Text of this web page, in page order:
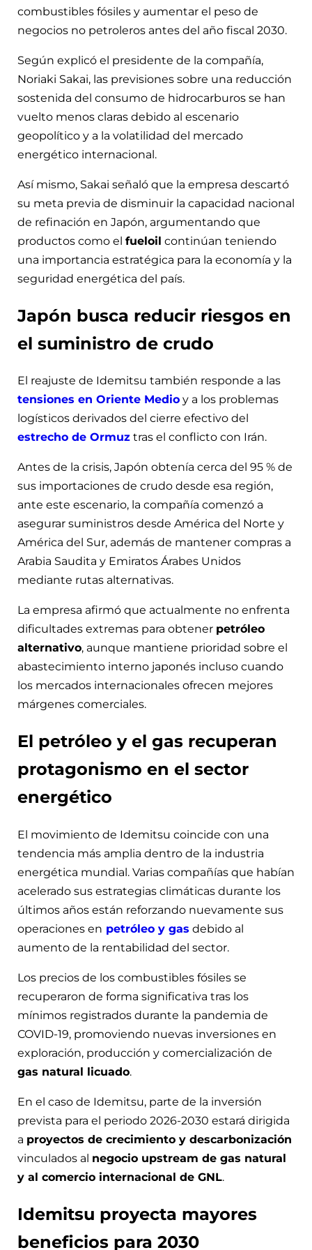
combustibles fósiles y aumentar el peso de
negocios no petroleros antes del año fiscal 2030.
Según explicó el presidente de la compañía,
Noriaki Sakai, las previsiones sobre una reducción
sostenida del consumo de hidrocarburos se han
vuelto menos claras debido al escenario
geopolítico y a la volatilidad del mercado
energético internacional.
Así mismo, Sakai señaló que la empresa descartó
su meta previa de disminuir la capacidad nacional
de refinación en Japón, argumentando que
productos como el fueloil continúan teniendo
una importancia estratégica para la economía y la
seguridad energética del país.
Japón busca reducir riesgos en
el suministro de crudo
El reajuste de Idemitsu también responde a las
tensiones en Oriente Medio y a los problemas
logísticos derivados del cierre efectivo del
estrecho de Ormuz tras el conflicto con Irán.
Antes de la crisis, Japón obtenía cerca del 95 % de
sus importaciones de crudo desde esa región,
ante este escenario, la compañía comenzó a
asegurar suministros desde América del Norte y
América del Sur, además de mantener compras a
Arabia Saudita y Emiratos Árabes Unidos
mediante rutas alternativas.
La empresa afirmó que actualmente no enfrenta
dificultades extremas para obtener petróleo
alternativo, aunque mantiene prioridad sobre el
abastecimiento interno japonés incluso cuando
los mercados internacionales ofrecen mejores
márgenes comerciales.
El petróleo y el gas recuperan
protagonismo en el sector
energético
El movimiento de Idemitsu coincide con una
tendencia más amplia dentro de la industria
energética mundial. Varias compañías que habían
acelerado sus estrategias climáticas durante los
últimos años están reforzando nuevamente sus
operaciones en petróleo y gas debido al
aumento de la rentabilidad del sector.
Los precios de los combustibles fósiles se
recuperaron de forma significativa tras los
mínimos registrados durante la pandemia de
COVID-19, promoviendo nuevas inversiones en
exploración, producción y comercialización de
gas natural licuado.
En el caso de Idemitsu, parte de la inversión
prevista para el periodo 2026-2030 estará dirigida
a proyectos de crecimiento y descarbonización
vinculados al negocio upstream de gas natural
y al comercio internacional de GNL.
Idemitsu proyecta mayores
beneficios para 2030